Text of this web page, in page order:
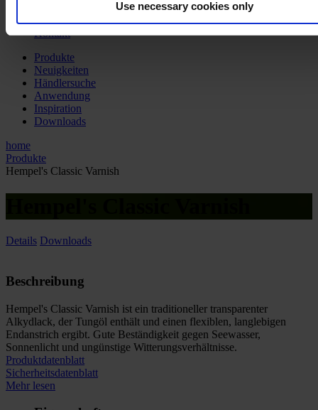
Use necessary cookies only
Yacht Pro
Kontakt
Produkte
Neuigkeiten
Händlersuche
Anwendung
Inspiration
Downloads
home
Produkte
Hempel's Classic Varnish
Details Downloads
Beschreibung
Hempel's Classic Varnish ist ein traditioneller transparenter
Alkydlack, der Tungöl enthält und einen flexiblen, langlebigen
Endanstrich ergibt. Gute Beständigkeit gegen Seewasser,
Sonnenlicht und ungünstige Witterungsverhältnisse.
Produktdatenblatt
Sicherheitsdatenblatt
Mehr lesen